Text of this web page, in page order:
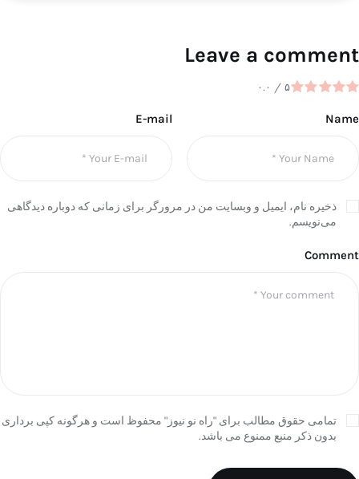
Leave a comment
۰.۰ / ۵
Name
E-mail
ذخیره نام، ایمیل و وبسایت من در مرورگر برای زمانی که دوباره دیدگاهی
می‌نویسم.
Comment
تمامی حقوق مطالب برای "راه نو نیوز" محفوظ است و هرگونه کپی برداری
بدون ذکر منبع ممنوع می باشد.